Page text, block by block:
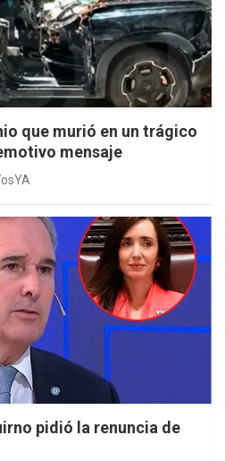
que murió en un trágico
mensaje
pidió la renuncia de